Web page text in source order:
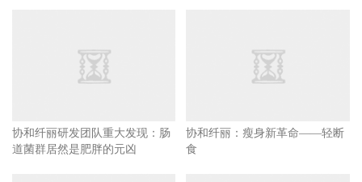
协和纤丽研发团队重大发现：肠
道菌群居然是肥胖的元凶
协和纤丽：瘦身新革命——轻断
食